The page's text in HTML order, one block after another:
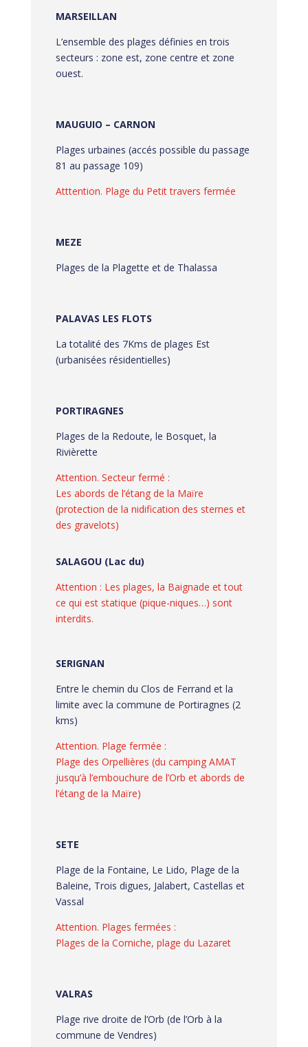
MARSEILLAN
L’ensemble des plages définies en trois
secteurs : zone est, zone centre et zone
ouest.
MAUGUIO – CARNON
Plages urbaines (accés possible du passage
81 au passage 109)
Atttention. Plage du Petit travers fermée
MEZE
Plages de la Plagette et de Thalassa
PALAVAS LES FLOTS
La totalité des 7Kms de plages Est
(urbanisées résidentielles)
PORTIRAGNES
Plages de la Redoute, le Bosquet, la
Rivièrette
Attention. Secteur fermé :
Les abords de l’étang de la Maïre
(protection de la nidification des sternes et
des gravelots)
SALAGOU (Lac du)
Attention : Les plages, la Baignade et tout
ce qui est statique (pique-niques…) sont
interdits.
SERIGNAN
Entre le chemin du Clos de Ferrand et la
limite avec la commune de Portiragnes (2
kms)
Attention. Plage fermée :
Plage des Orpellières (du camping AMAT
jusqu’à l’embouchure de l’Orb et abords de
l’étang de la Maïre)
SETE
Plage de la Fontaine, Le Lido, Plage de la
Baleine, Trois digues, Jalabert, Castellas et
Vassal
Attention. Plages fermées :
Plages de la Corniche, plage du Lazaret
VALRAS
Plage rive droite de l’Orb (de l’Orb à la
commune de Vendres)